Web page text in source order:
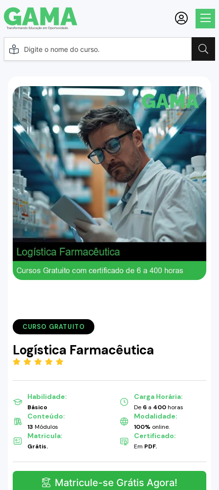
CURSO GRATUITO
Logística Farmacêutica
Habilidade:
Básico
Carga Horária:
De 6 a 400horas
Conteúdo:
13 Módulos
Modalidade:
100% online.
Matricula:
Grátis.
Certificado:
Em PDF.
Matricule-se Grátis Agora!